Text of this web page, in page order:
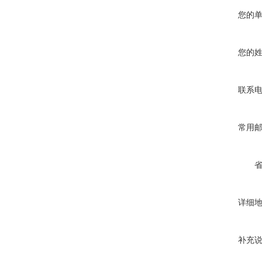
您的
您的
联系
常用
详细
补充